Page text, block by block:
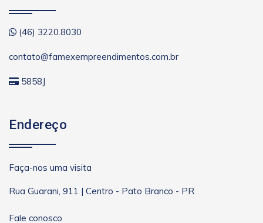
(46) 3220.8030
contato@famexempreendimentos.com.br
5858J
Endereço
Faça-nos uma visita
Rua Guarani, 911 | Centro - Pato Branco - PR
Fale conosco